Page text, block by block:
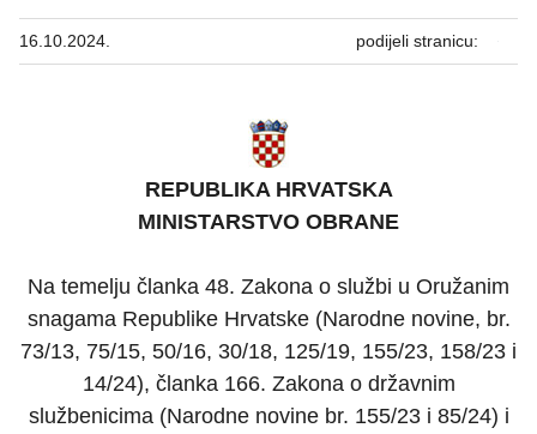
16.10.2024. podijeli stranicu:
REPUBLIKA HRVATSKA
MINISTARSTVO OBRANE
Na temelju članka 48. Zakona o službi u Oružanim
snagama Republike Hrvatske (Narodne novine, br.
73/13, 75/15, 50/16, 30/18, 125/19, 155/23, 158/23 i
14/24), članka 166. Zakona o državnim
službenicima (Narodne novine br. 155/23 i 85/24) i